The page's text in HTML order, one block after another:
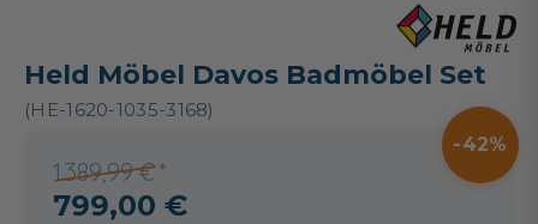
Held Möbel Davos Badmöbel Set
(HE-1620-1035-3168)
1.389,99 €
42
799,00 €